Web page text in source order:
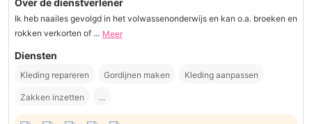
Over de dienstverlener
Ik heb naailes gevolgd in het volwassenonderwijs en kan o.a. broeken en
rokken verkorten of ... Meer
Diensten
Kleding repareren Gordijnen maken Kleding aanpassen
Zakken inzetten ...